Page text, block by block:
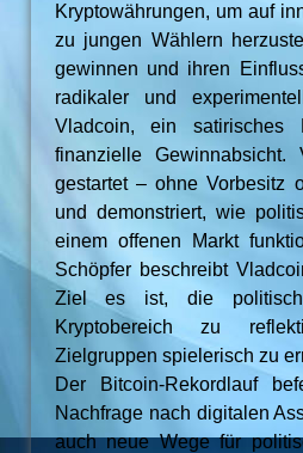
Kryptowährungen, um auf
zu jungen Wählern
gewinnen und ihren
radikaler und
Vladcoin, ein satirisches
finanzielle
gestartet – ohne Vorbesitz
und demonstriert, wie
einem offenen Markt
Schöpfer beschreibt
Ziel es ist, die
Kryptobereich zu
Zielgruppen spielerisch zu
Der Bitcoin-Rekordlauf
Nachfrage nach digitalen
auch neue Wege für